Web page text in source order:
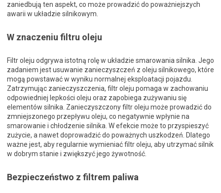
zaniedbują ten aspekt, co może prowadzić do poważniejszych
awarii w układzie silnikowym.
W znaczeniu filtru oleju
Filtr oleju odgrywa istotną rolę w układzie smarowania silnika. Jego
zadaniem jest usuwanie zanieczyszczeń z oleju silnikowego, które
mogą powstawać w wyniku normalnej eksploatacji pojazdu.
Zatrzymując zanieczyszczenia, filtr oleju pomaga w zachowaniu
odpowiedniej lepkości oleju oraz zapobiega zużywaniu się
elementów silnika. Zanieczyszczony filtr oleju może prowadzić do
zmniejszonego przepływu oleju, co negatywnie wpłynie na
smarowanie i chłodzenie silnika. W efekcie może to przyspieszyć
zużycie, a nawet doprowadzić do poważnych uszkodzeń. Dlatego
ważne jest, aby regularnie wymieniać filtr oleju, aby utrzymać silnik
w dobrym stanie i zwiększyć jego żywotność.
Bezpieczeństwo z filtrem paliwa